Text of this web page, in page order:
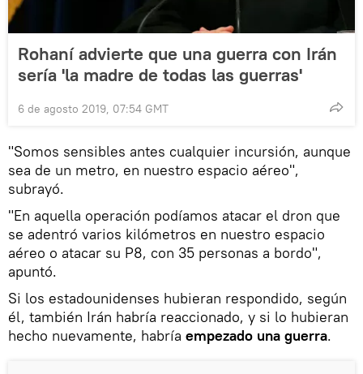
Rohaní advierte que una guerra con Irán
sería 'la madre de todas las guerras'
6 de agosto 2019, 07:54 GMT
"Somos sensibles antes cualquier incursión, aunque
sea de un metro, en nuestro espacio aéreo",
subrayó.
"En aquella operación podíamos atacar el dron que
se adentró varios kilómetros en nuestro espacio
aéreo o atacar su P8, con 35 personas a bordo",
apuntó.
Si los estadounidenses hubieran respondido, según
él, también Irán habría reaccionado, y si lo hubieran
hecho nuevamente, habría empezado una guerra.